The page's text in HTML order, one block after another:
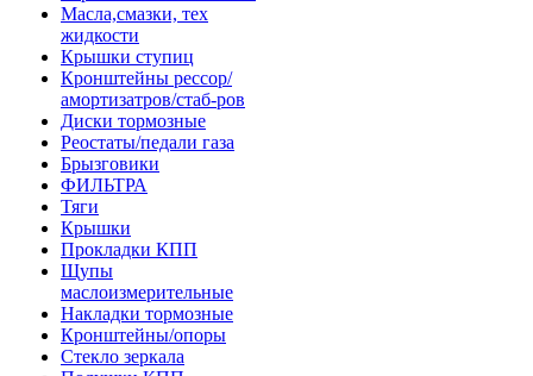
Масла,смазки, тех
жидкости
Крышки ступиц
Кронштейны рессор/
амортизатров/стаб-ров
Диски тормозные
Реостаты/педали газа
Брызговики
ФИЛЬТРА
Тяги
Крышки
Прокладки КПП
Щупы
маслоизмерительные
Накладки тормозные
Кронштейны/опоры
Стекло зеркала